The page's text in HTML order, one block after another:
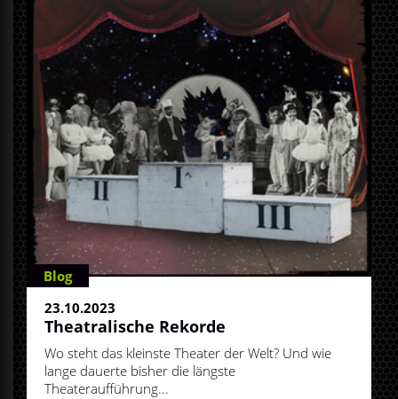
Blog
23.10.2023
Theatralische Rekorde
Wo steht das kleinste Theater der Welt? Und wie
lange dauerte bisher die längste
Theateraufführung...